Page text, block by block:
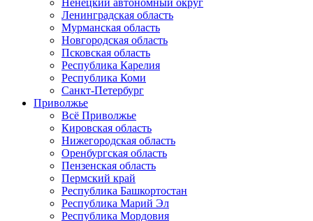
Ненецкий автономный округ
Ленинградская область
Мурманская область
Новгородская область
Псковская область
Республика Карелия
Республика Коми
Санкт-Петербург
Приволжье
Всё Приволжье
Кировская область
Нижегородская область
Оренбургская область
Пензенская область
Пермский край
Республика Башкортостан
Республика Марий Эл
Республика Мордовия